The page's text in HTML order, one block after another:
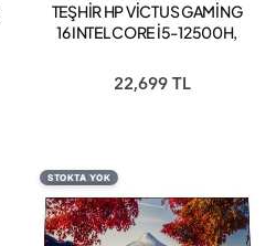
TEŞHİR HP VİCTUS GAMİNG
16 INTEL CORE İ5-12500H,
3050 4 GB 512 GB SSD,
FREEDOS
22,699 TL
STOKTA YOK